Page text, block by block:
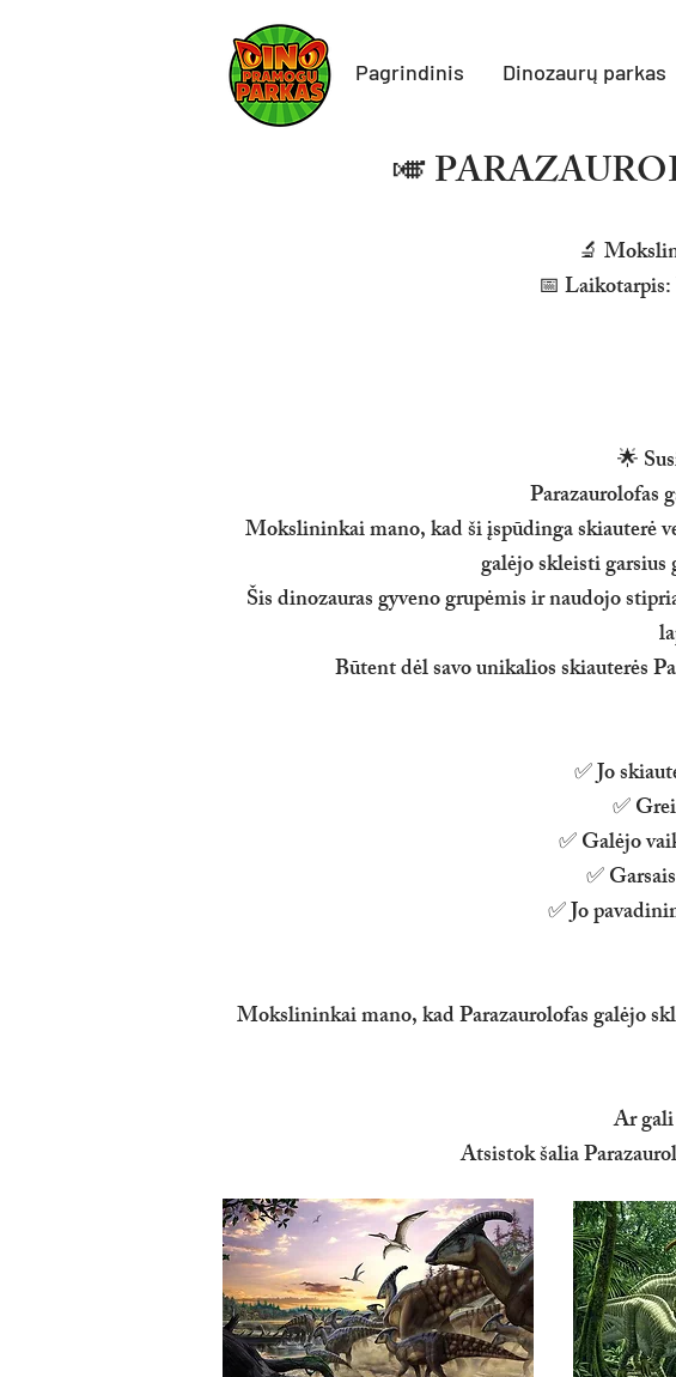
Pagrindinis Dinozaurų parkas
🎺
🔬
📅
🌟
Parazaurolofas
Mokslininkai mano, kad ši įspūdinga skiauterė
galėjo skleisti
Šis dinozauras gyveno grupėmis ir naudojo
Būtent dėl savo unikalios skiauterės
✅ Jo
✅
✅ Galėjo
✅
✅ Jo
Mokslininkai mano, kad Parazaurolofas galėjo
Ar
Atsistok šalia